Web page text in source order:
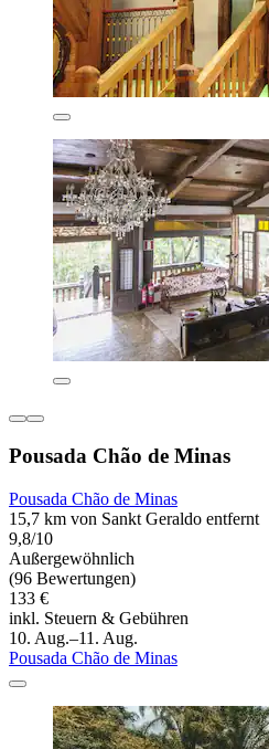
Pousada Chão de Minas
Pousada Chão de Minas
15,7 km von Sankt Geraldo entfernt
9,8/10
Außergewöhnlich
(96 Bewertungen)
133 €
inkl. Steuern & Gebühren
10. Aug.–11. Aug.
Pousada Chão de Minas